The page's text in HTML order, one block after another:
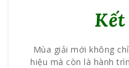
Mùa giải mới không
hiệu mà còn là hành